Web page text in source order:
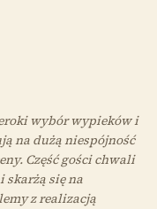
wybór wypieków i
na dużą niespójność
Część gości chwali
skarżą się na
z realizacją